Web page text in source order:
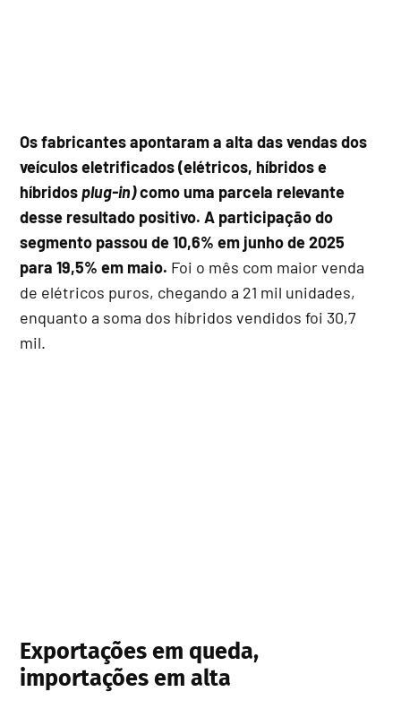
Os fabricantes apontaram a alta das vendas dos
veículos eletrificados (elétricos, híbridos e
híbridosplug-in)como uma parcela relevante
desse resultado positivo. A participação do
segmento passou de 10,6% em junho de 2025
para 19,5% em maio. Foi o mês com maior venda
de elétricos puros, chegando a 21 mil unidades,
enquanto a soma dos híbridos vendidos foi 30,7
mil.
Exportações em queda,
importações em alta